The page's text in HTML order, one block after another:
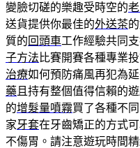
變臉切磋的樂趣受時空的
送貨提供你最佳的外送茶
質的回頭車工作經驗共同
子方法 比賽開賽各種專業
治療如何預防痛風再犯為
藥 且持有整個值得信賴的
的增髮量噴霧買了各種不
家牙套在牙齒矯正的方式
不傷胃。請注意遊玩時間